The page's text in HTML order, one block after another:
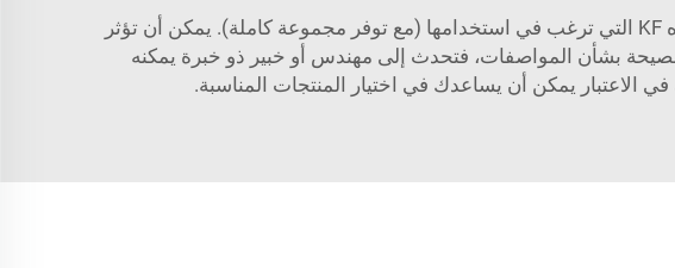
اختيار شفاه وتجهيزات KF للتطبيق الخاص بك: بالنسبة للتطبيق الخاص بك، ستحتاج إلى تحديد نوع شفاه KF التي ترغب في استخدامها (مع توفر مجموعة كاملة). يمكن أن تؤثر
نصيحة بشأن المواصفات، فتحدث إلى مهندس أو خبير ذو خبرة يمكنه
يمكن أن يساعدك في اختيار المنتجات المناسبة.